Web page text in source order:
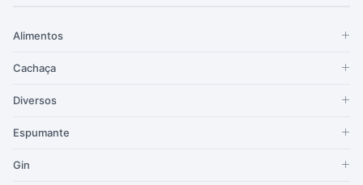
Alimentos
Cachaça
Diversos
Espumante
Gin